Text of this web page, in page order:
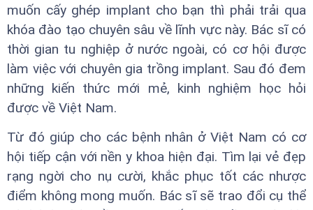
muốn cấy ghép implant cho bạn thì phải trải qua
khóa đào tạo chuyên sâu về lĩnh vực này. Bác sĩ có
thời gian tu nghiệp ở nước ngoài, có cơ hội được
làm việc với chuyên gia trồng implant. Sau đó đem
những kiến thức mới mẻ, kinh nghiệm học hỏi
được về Việt Nam.
Từ đó giúp cho các bệnh nhân ở Việt Nam có cơ
hội tiếp cận với nền y khoa hiện đại. Tìm lại vẻ đẹp
rạng ngời cho nụ cười, khắc phục tốt các nhược
điểm không mong muốn. Bác sĩ sẽ trao đổi cụ thể